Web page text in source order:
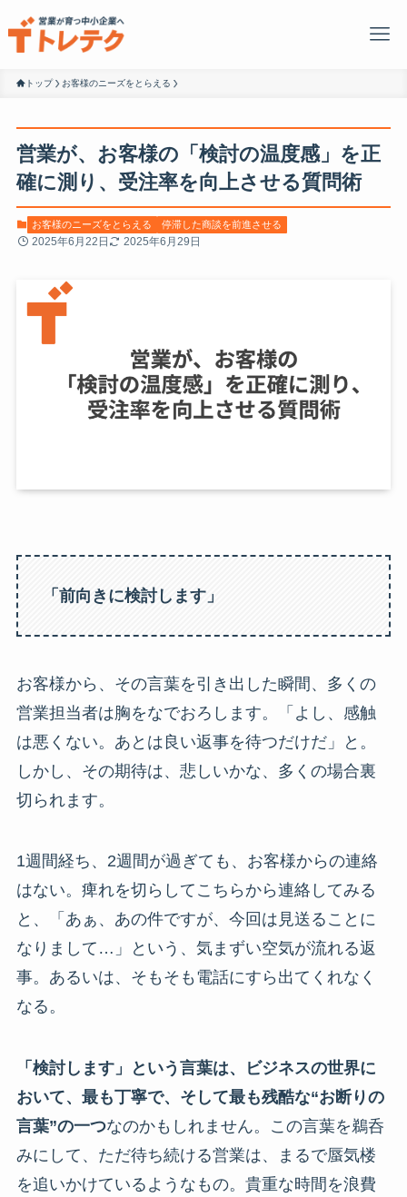
トップ お客様のニーズをとらえる
営業が、お客様の「検討の温度感」を正
確に測り、受注率を向上させる質問術
お客様のニーズをとらえる 停滞した商談を前進させる
2025年6月22日 2025年6月29日
「前向きに検討します」
お客様から、その言葉を引き出した瞬間、多くの
営業担当者は胸をなでおろします。「よし、感触
は悪くない。あとは良い返事を待つだけだ」と。
しかし、その期待は、悲しいかな、多くの場合裏
切られます。
1週間経ち、2週間が過ぎても、お客様からの連絡
はない。痺れを切らしてこちらから連絡してみる
と、「あぁ、あの件ですが、今回は見送ることに
なりまして…」という、気まずい空気が流れる返
事。あるいは、そもそも電話にすら出てくれなく
なる。
「検討します」という言葉は、ビジネスの世界に
おいて、最も丁寧で、そして最も残酷な“お断りの
言葉”の一つなのかもしれません。この言葉を鵜呑
みにして、ただ待ち続ける営業は、まるで蜃気楼
を追いかけているようなもの。貴重な時間を浪費